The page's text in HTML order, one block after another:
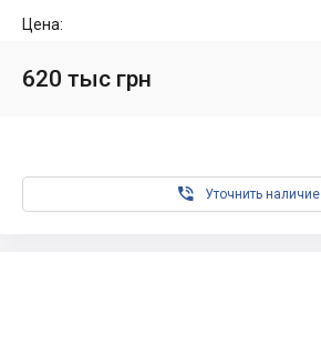
Цена:
620 тыс грн
 Уточнить наличие